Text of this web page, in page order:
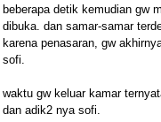
beberapa detik kemudian gw
dibuka. dan samar-samar
karena penasaran, gw
sofi.
waktu gw keluar kamar
dan adik2 nya sofi.